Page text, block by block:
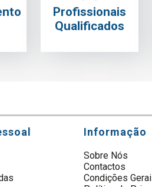
Profissionais
Qualificados
Informação
Sobre Nós
Contactos
Condições